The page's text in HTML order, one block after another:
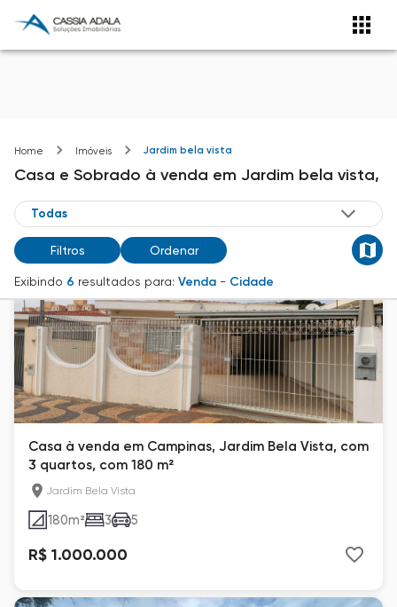
Home Imóveis Jardim bela vista
Casa e Sobrado à venda em Jardim bela vista,
Filtros Ordenar
Exibindo 6 resultados para: Venda - Cidade
Casa à venda em Campinas, Jardim Bela Vista, com
3 quartos, com 180 m²
Jardim Bela Vista
180m² 3 5
R$ 1.000.000